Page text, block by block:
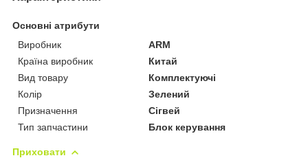
Основні атрибути
Виробник
ARM
Країна виробник
Китай
Вид товару
Комплектуючі
Колір
Зелений
Призначення
Сігвей
Тип запчастини
Блок керування
Приховати